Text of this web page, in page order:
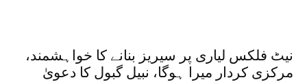
نیٹ فلکس لیاری پر سیریز بنانے کا خواہشمند،
مرکزی کردار میرا ہوگا، نبیل گبول کا دعویٰ